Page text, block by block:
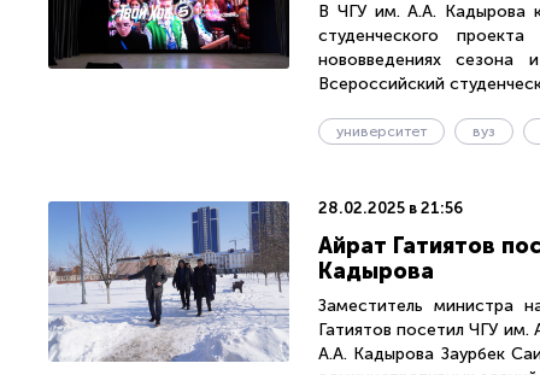
В ЧГУ им. А.А. Кадырова
студенческого
нововведениях
Всероссийский
университет вуз
28.02.2025 в 21:56
Айрат Гатиятов
Кадырова
Заместитель министра
Гатиятов посетил ЧГУ
А.А. Кадырова Заурбек